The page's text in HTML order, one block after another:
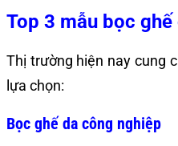
Top 3 mẫu bọc
Thị trường hiện nay cung
lựa chọn:
Bọc ghế da công nghiệp